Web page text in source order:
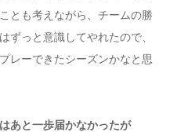
とも考えながら、チームの勝
ずっと意識してやれたので、
レーできたシーズンかなと思
あと一歩届かなかったが